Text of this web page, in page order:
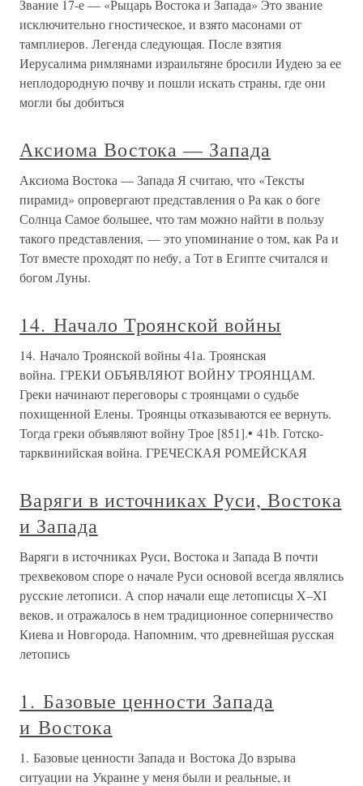
Звание 17-е — «Рыцарь Востока и Запада» Это звание
исключительно гностическое, и взято масонами от
тамплиеров. Легенда следующая. После взятия
Иерусалима римлянами израильтяне бросили Иудею за ее
неплодородную почву и пошли искать страны, где они
могли бы добиться
Аксиома Востока — Запада
Аксиома Востока — Запада Я считаю, что «Тексты
пирамид» опровергают представления о Ра как о боге
Солнца Самое большее, что там можно найти в пользу
такого представления, — это упоминание о том, как Ра и
Тот вместе проходят по небу, а Тот в Египте считался и
богом Луны.
14. Начало Троянской войны
14. Начало Троянской войны 41а. Троянская
война. ГРЕКИ ОБЪЯВЛЯЮТ ВОЙНУ ТРОЯНЦАМ.
Греки начинают переговоры с троянцами о судьбе
похищенной Елены. Троянцы отказываются ее вернуть.
Тогда греки объявляют войну Трое [851].• 41b. Готско-
тарквинийская война. ГРЕЧЕСКАЯ РОМЕЙСКАЯ
Варяги в источниках Руси, Востока
и Запада
Варяги в источниках Руси, Востока и Запада В почти
трехвековом споре о начале Руси основой всегда являлись
русские летописи. А спор начали еще летописцы X–XI
веков, и отражалось в нем традиционное соперничество
Киева и Новгорода. Напомним, что древнейшая русская
летопись
1. Базовые ценности Запада
и Востока
1. Базовые ценности Запада и Востока До взрыва
ситуации на Украине у меня были и реальные, и